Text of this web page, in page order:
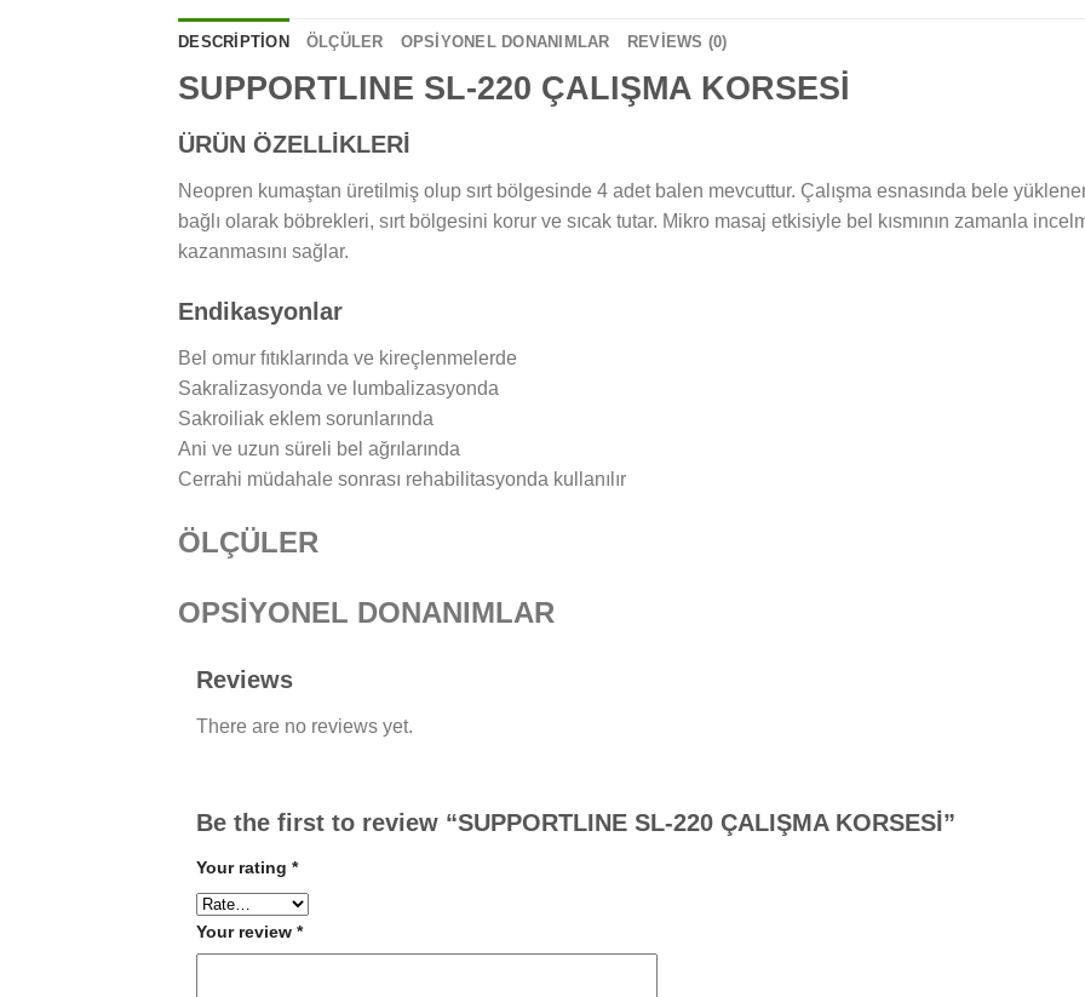
DESCRIPTION ÖLÇÜLER OPSİYONEL DONANIMLAR REVIEWS (0)
SUPPORTLINE SL-220 ÇALIŞMA KORSESİ
ÜRÜN ÖZELLİKLERİ
Neopren kumaştan üretilmiş olup sırt bölgesinde 4 adet balen mevcuttur. Çalışma esnasında bele
bağlı olarak böbrekleri, sırt bölgesini korur ve sıcak tutar. Mikro masaj etkisiyle bel kısmının zamanla
kazanmasını sağlar.
Endikasyonlar
Bel omur fıtıklarında ve kireçlenmelerde
Sakralizasyonda ve lumbalizasyonda
Sakroiliak eklem sorunlarında
Ani ve uzun süreli bel ağrılarında
Cerrahi müdahale sonrası rehabilitasyonda kullanılır
ÖLÇÜLER
OPSİYONEL DONANIMLAR
Reviews
There are no reviews yet.
Be the first to review “SUPPORTLINE SL-220 ÇALIŞMA KORSESİ”
Your rating *
Your review *